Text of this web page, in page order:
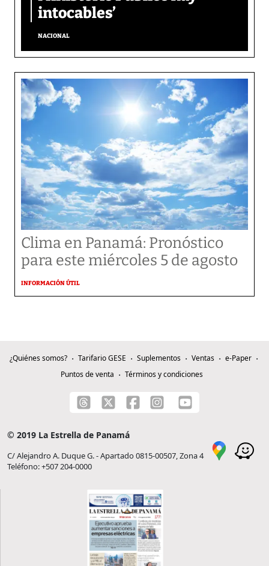
intocables’
NACIONAL
Clima en Panamá: Pronóstico
para este miércoles 5 de agosto
INFORMACIÓN ÚTIL
¿Quiénes somos? Tarifario GESE Suplementos Ventas
e-Paper
Puntos de venta
Términos y condiciones
© 2019 La Estrella de Panamá
C/ Alejandro A. Duque G. - Apartado 0815-00507, Zona 4
Teléfono: +507 204-0000